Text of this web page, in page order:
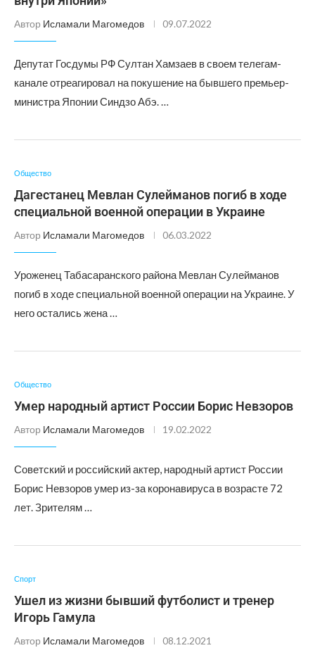
Автор Исламали Магомедов 09.07.2022
Депутат Госдумы РФ Султан Хамзаев в своем телегам-
канале отреагировал на покушение на бывшего премьер-
министра Японии Синдзо Абэ. …
Общество
Дагестанец Мевлан Сулейманов погиб в ходе
специальной военной операции в Украине
Автор Исламали Магомедов 06.03.2022
Уроженец Табасаранского района Мевлан Сулейманов
погиб в ходе специальной военной операции на Украине. У
него остались жена …
Общество
Умер народный артист России Борис Невзоров
Автор Исламали Магомедов 19.02.2022
Советский и российский актер, народный артист России
Борис Невзоров умер из-за коронавируса в возрасте 72
лет. Зрителям …
Спорт
Ушел из жизни бывший футболист и тренер
Игорь Гамула
Автор Исламали Магомедов 08.12.2021